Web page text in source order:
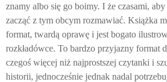
znamy albo się go boimy. I że czasami,
zacząć z tym obcym rozmawiać. Książka
format, twardą oprawę i jest bogato
rozkładówce. To bardzo przyjazny format
czegoś więcej niż najprostszej czytanki i
historii, jednocześnie jednak nadal